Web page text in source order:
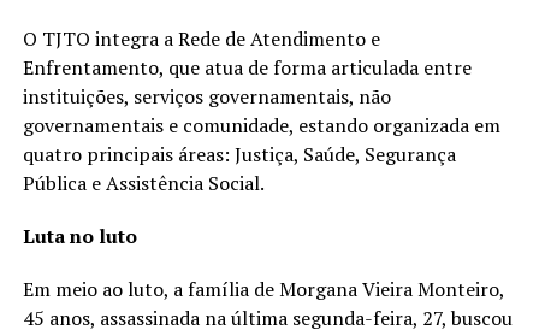
O TJTO integra a Rede de Atendimento e
Enfrentamento, que atua de forma articulada entre
instituições, serviços governamentais, não
governamentais e comunidade, estando organizada em
quatro principais áreas: Justiça, Saúde, Segurança
Pública e Assistência Social.
Luta no luto
Em meio ao luto, a família de Morgana Vieira Monteiro,
45 anos, assassinada na última segunda-feira, 27, buscou